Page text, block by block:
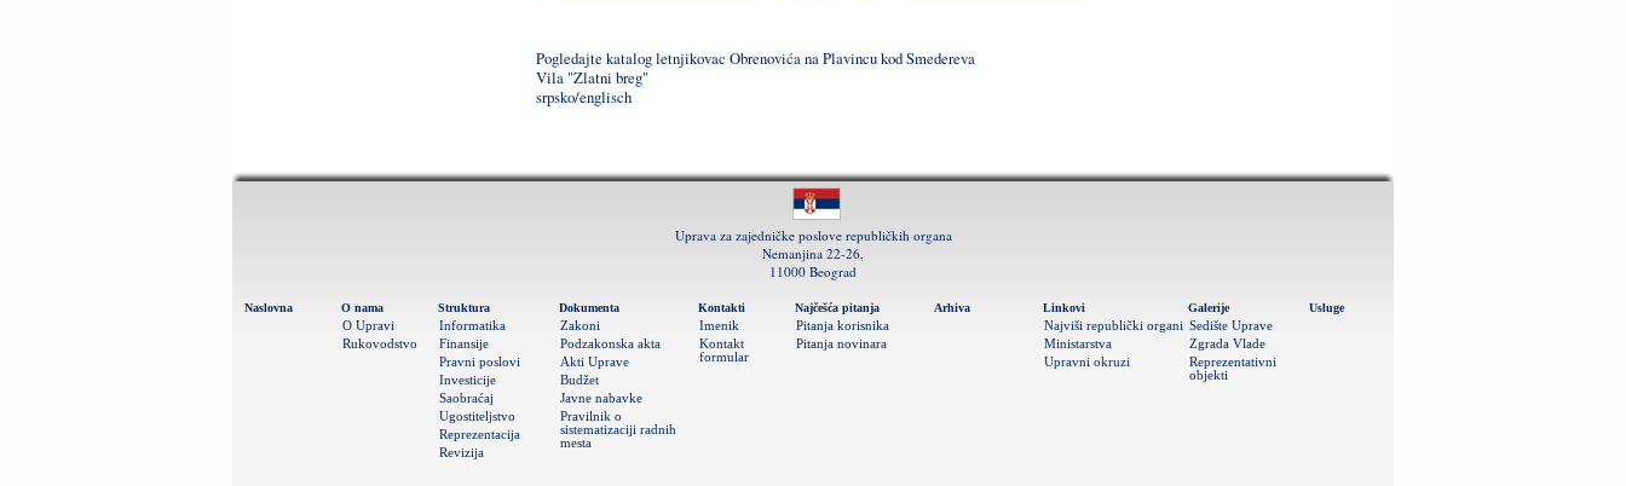
Pogledajte katalog letnjikovac Obrenovića na Plavincu kod Smedereva
Vila "Zlatni breg"
srpsko/englisch
Uprava za zajedničke poslove republičkih organa
Nemanjina 22-26,
11000 Beograd
Naslovna O nama
O Upravi
Rukovodstvo
Struktura
Informatika
Finansije
Pravni poslovi
Investicije
Saobraćaj
Ugostiteljstvo
Reprezentacija
Revizija
Dokumenta
Zakoni
Podzakonska akta
Akti Uprave
Budžet
Javne nabavke
Pravilnik o
sistematizaciji radnih
mesta
Kontakti
Imenik
Kontakt
formular
Najčešća pitanja
Pitanja korisnika
Pitanja novinara
Arhiva Linkovi
Najviši republički organi
Ministarstva
Upravni okruzi
Galerije
Sedište Uprave
Zgrada Vlade
Reprezentativni
objekti
Usluge